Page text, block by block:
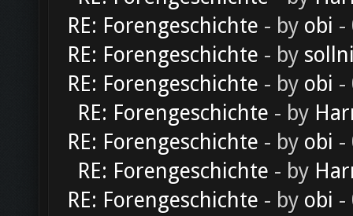
RE: Forengeschichte - by obi -
RE: Forengeschichte - by
RE: Forengeschichte - by obi -
RE: Forengeschichte - by
RE: Forengeschichte - by obi -
RE: Forengeschichte - by
RE: Forengeschichte - by obi -